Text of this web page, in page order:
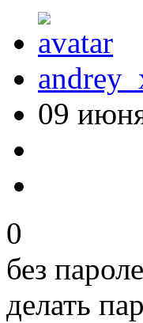
09
0
без
делать